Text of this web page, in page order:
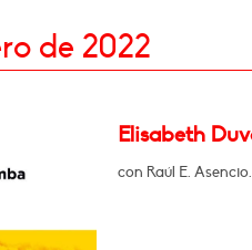
de 2022
Elisabeth
con Raúl E. Asencio.